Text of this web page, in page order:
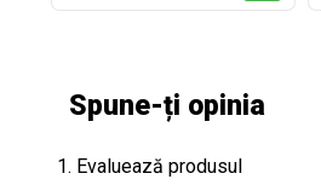
Spune-ți opinia
1. Evaluează produsul